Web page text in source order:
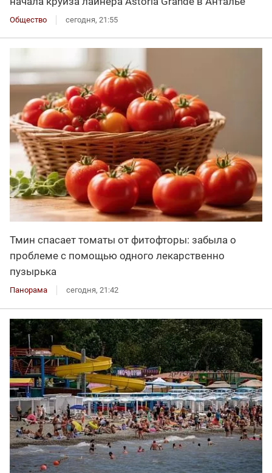
Общество сегодня, 21:55
Тмин спасает томаты от фитофторы: забыла о
проблеме с помощью одного лекарственно
пузырька
Панорама сегодня, 21:42